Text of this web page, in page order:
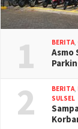
1 BERITA,
Asmo
2 BERITA,
SULSEL